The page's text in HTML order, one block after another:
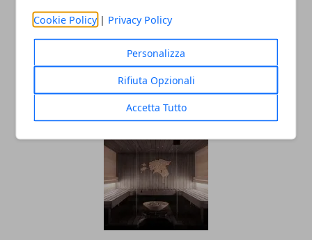
Cookie Policy | Privacy Policy
Personalizza
Rifiuta Opzionali
Accetta Tutto
Le zone migliori dove soggiornare a